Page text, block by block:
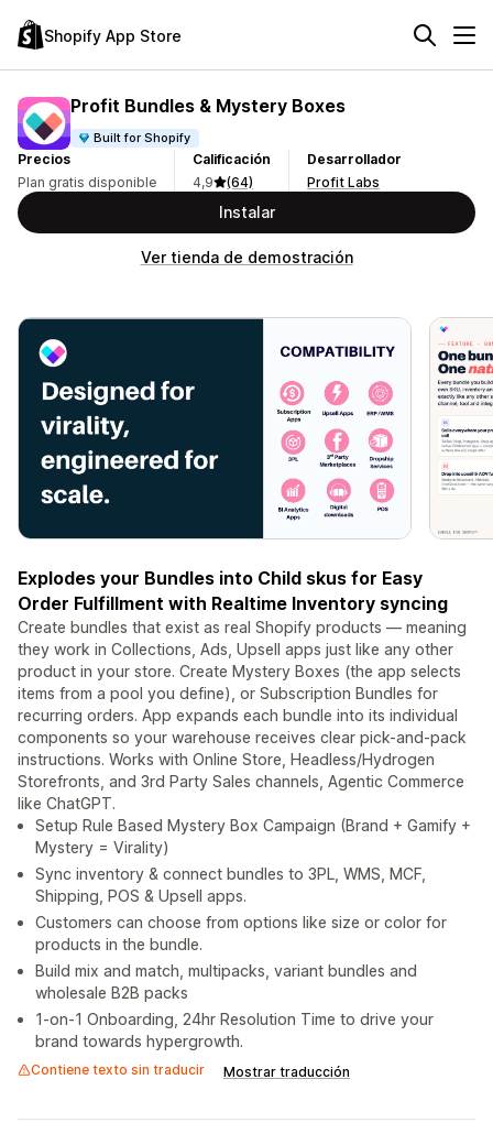
Shopify App Store
Profit Bundles & Mystery Boxes
Built for Shopify
Precios
Plan gratis disponible
Calificación
4,9
(64)
Desarrollador
Profit Labs
Instalar
Ver tienda de demostración
Explodes your Bundles into Child skus for Easy
Order Fulfillment with Realtime Inventory syncing
Create bundles that exist as real Shopify products — meaning
they work in Collections, Ads, Upsell apps just like any other
product in your store. Create Mystery Boxes (the app selects
items from a pool you define), or Subscription Bundles for
recurring orders. App expands each bundle into its individual
components so your warehouse receives clear pick-and-pack
instructions. Works with Online Store, Headless/Hydrogen
Storefronts, and 3rd Party Sales channels, Agentic Commerce
like ChatGPT.
Setup Rule Based Mystery Box Campaign (Brand + Gamify +
Mystery = Virality)
Sync inventory & connect bundles to 3PL, WMS, MCF,
Shipping, POS & Upsell apps.
Customers can choose from options like size or color for
products in the bundle.
Build mix and match, multipacks, variant bundles and
wholesale B2B packs
1-on-1 Onboarding, 24hr Resolution Time to drive your
brand towards hypergrowth.
Contiene texto sin traducir Mostrar traducción